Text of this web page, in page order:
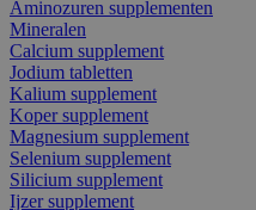
Aminozuren supplementen
Mineralen
Calcium supplement
Jodium tabletten
Kalium supplement
Koper supplement
Magnesium supplement
Selenium supplement
Silicium supplement
Ijzer supplement